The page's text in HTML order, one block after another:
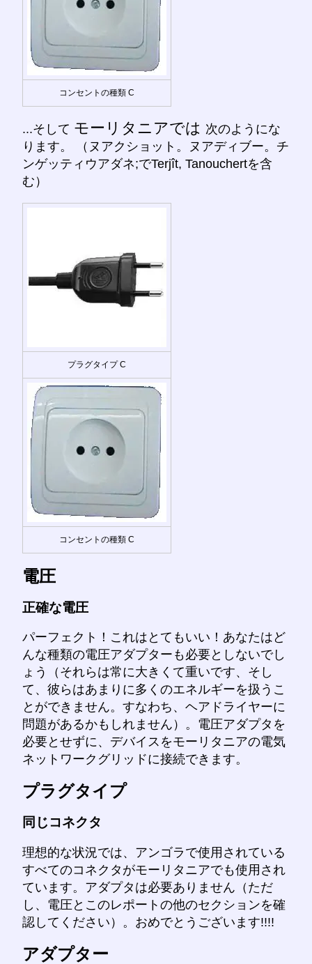
コンセントの種類 C
...そして モーリタニアでは 次のようにな
ります。 （ヌアクショット。ヌアディブー。チ
ンゲッティウアダネ;でTerjît, Tanouchertを含
む）
プラグタイプ C
コンセントの種類 C
電圧
正確な電圧
パーフェクト！これはとてもいい！あなたはど
んな種類の電圧アダプターも必要としないでし
ょう（それらは常に大きくて重いです、そし
て、彼らはあまりに多くのエネルギーを扱うこ
とができません。すなわち、ヘアドライヤーに
問題があるかもしれません）。電圧アダプタを
必要とせずに、デバイスをモーリタニアの電気
ネットワークグリッドに接続できます。
プラグタイプ
同じコネクタ
理想的な状況では、アンゴラで使用されている
すべてのコネクタがモーリタニアでも使用され
ています。アダプタは必要ありません（ただ
し、電圧とこのレポートの他のセクションを確
認してください）。おめでとうございます!!!!
アダプター